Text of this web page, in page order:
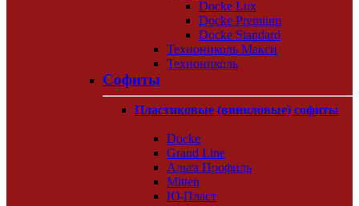
Docke Lux
Docke Premium
Docke Standard
Технониколь Макси
Технониколь
Софиты
Пластиковые (виниловые) софиты
Docke
Grand Line
Альта Профиль
Mitten
Ю-Пласт